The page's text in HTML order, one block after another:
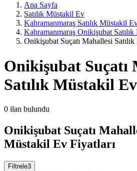
Ana Sayfa
Satılık Müstakil Ev
Kahramanmaraş Satılık Müstakil
Kahramanmaraş Onikişubat
Onikişubat Suçatı Mahallesi
Onikişubat Suçatı
Satılık Müstakil Ev
0 ilan bulundu
Onikişubat Suçatı
Müstakil Ev Fiyatları
Filtrele3